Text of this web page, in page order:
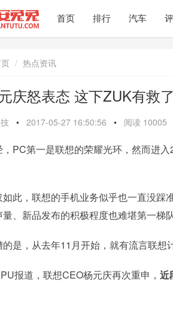
首页 排行 汽车
热点资讯
庆怒表态 这下ZUK有救
• 2017-05-27 16:50:56 • 阅读 10005
，PC第一是联想的荣耀光环，然而进
如此，联想的手机业务似乎也一直没踩
、新品发布的积极程度也难堪第一梯队
是，从去年11月开始，就有流言联想
报道，联想CEO杨元庆再次重申， 近